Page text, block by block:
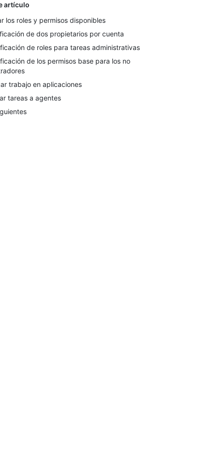
artículo
los roles y permisos disponibles
de dos propietarios por cuenta
de roles para tareas administrativas
de los permisos base para los no
trabajo en aplicaciones
tareas a agentes